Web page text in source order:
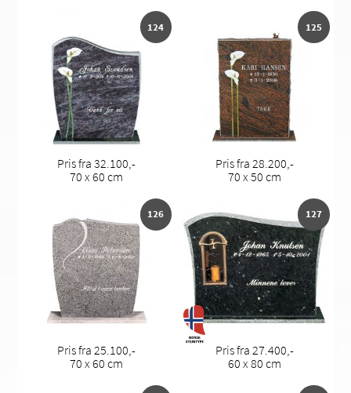
124
Pris fra 32.100,-
70 x 60 cm
125
Pris fra 28.200,-
70 x 50 cm
126
Pris fra 25.100,-
70 x 60 cm
127
Pris fra 27.400,-
60 x 80 cm